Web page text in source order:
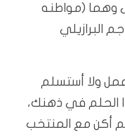
وهما (مواطنه
البرازيلي
“كنت أعمل ولا أستسلم
الحلم في ذهنك،
أكن مع المنتخب